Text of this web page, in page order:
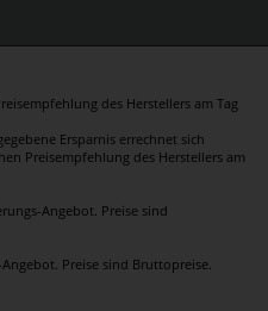
des Herstellers am Tag
Ersparnis errechnet sich
Preisempfehlung des Herstellers am
Angebot. Preise sind
Preise sind Bruttopreise.